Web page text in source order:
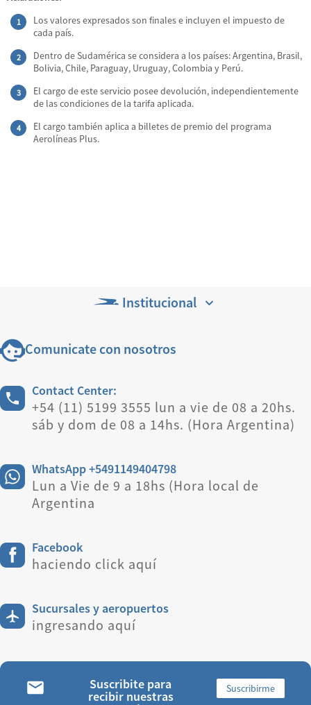
Los valores expresados son finales e incluyen el impuesto de
cada país.
Dentro de Sudamérica se considera a los países: Argentina, Brasil,
Bolivia, Chile, Paraguay, Uruguay, Colombia y Perú.
El cargo de este servicio posee devolución, independientemente
de las condiciones de la tarifa aplicada.
El cargo también aplica a billetes de premio del programa
Aerolíneas Plus.
Institucional
Comunicate con nosotros
Contact Center:
+54 (11) 5199 3555 lun a vie de 08 a 20hs.
sáb y dom de 08 a 14hs. (Hora Argentina)
WhatsApp +5491149404798
Lun a Vie de 9 a 18hs (Hora local de
Argentina
Facebook
haciendo click aquí
Sucursales y aeropuertos
ingresando aquí
Suscribite para
recibir nuestras Suscribirme